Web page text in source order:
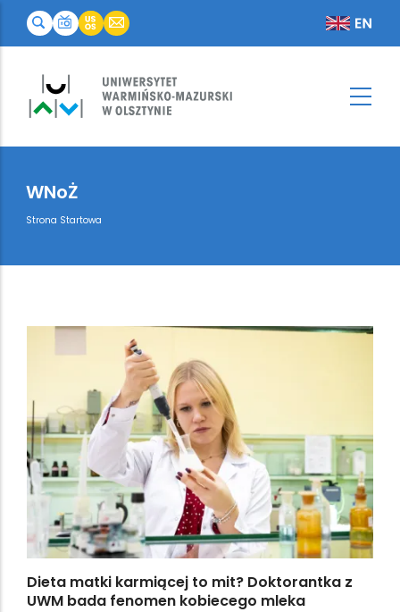
WNoŻ
Breadcrumb
Strona Startowa
Dieta matki karmiącej to mit? Doktorantka z
UWM bada fenomen kobiecego mleka